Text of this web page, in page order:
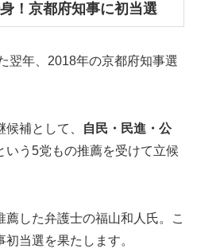
！京都府知事に初当選
翌年、2018年の京都府知事選
補として、
自民・民進・公
いう5党もの推薦を受けて立候
した弁護士の福山和人氏。こ
当選を果たします。